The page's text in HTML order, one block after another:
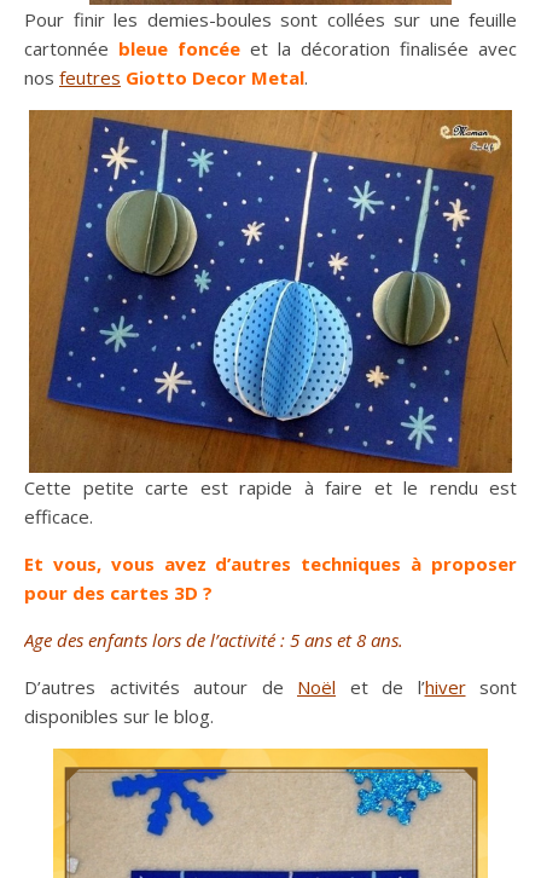
Pour finir les demies-boules sont collées sur une feuille
cartonnée bleue foncée et la décoration finalisée avec
nos feutres Giotto Decor Metal.
Cette petite carte est rapide à faire et le rendu est
efficace.
Et vous, vous avez d’autres techniques à proposer
pour des cartes 3D ?
Age des enfants lors de l’activité : 5 ans et 8 ans.
D’autres activités autour de Noël et de l’hiversont
disponibles sur le blog.